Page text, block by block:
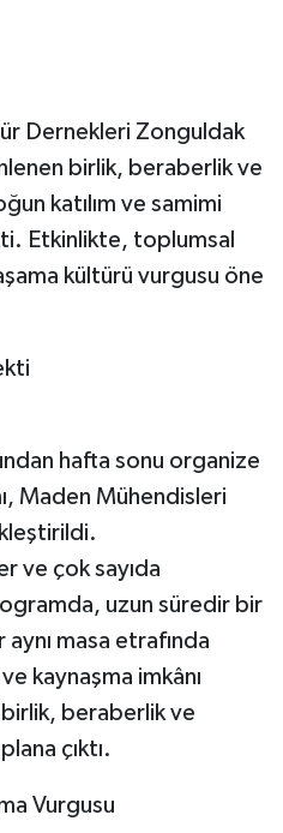
Dernekleri Zonguldak
birlik, beraberlik ve
katılım ve samimi
Etkinlikte, toplumsal
kültürü vurgusu öne
hafta sonu organize
Maden Mühendisleri
ve çok sayıda
uzun süredir bir
masa etrafında
kaynaşma imkânı
beraberlik ve
çıktı.
Vurgusu